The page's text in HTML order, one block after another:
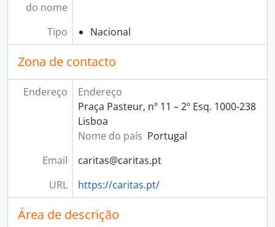
do nome
Tipo Nacional
Zona de contacto
Endereço
Endereço
Praça Pasteur, nº 11 – 2º Esq. 1000-238
Lisboa
Nome do país Portugal
Email
caritas@caritas.pt
URL
https://caritas.pt/
Área de descrição